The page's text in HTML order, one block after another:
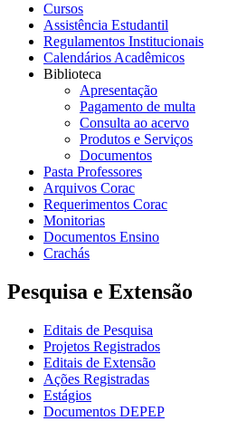
Cursos
Assistência Estudantil
Regulamentos Institucionais
Calendários Acadêmicos
Biblioteca
Apresentação
Pagamento de multa
Consulta ao acervo
Produtos e Serviços
Documentos
Pasta Professores
Arquivos Corac
Requerimentos Corac
Monitorias
Documentos Ensino
Crachás
Pesquisa e Extensão
Editais de Pesquisa
Projetos Registrados
Editais de Extensão
Ações Registradas
Estágios
Documentos DEPEP